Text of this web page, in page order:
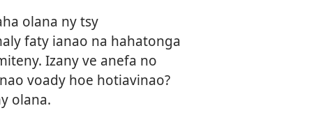
olana ny tsy
faty ianao na hahatonga
Izany ve anefa no
voady hoe hotiavinao?
olana.